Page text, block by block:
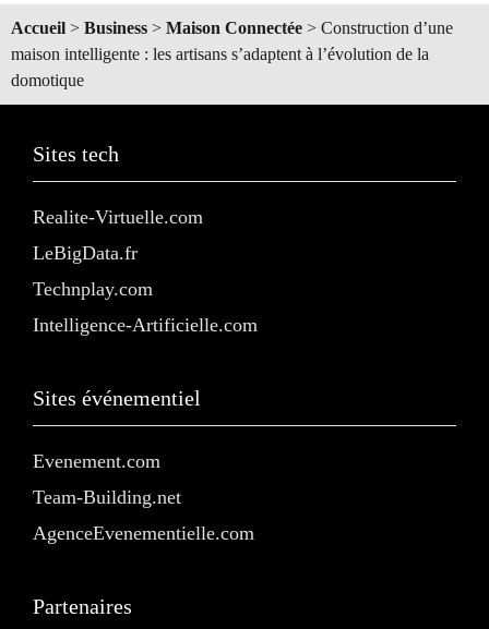
Accueil > Business > Maison Connectée > Construction d’une
maison intelligente : les artisans s’adaptent à l’évolution de la
domotique
Sites tech
Realite-Virtuelle.com
LeBigData.fr
Technplay.com
Intelligence-Artificielle.com
Sites événementiel
Evenement.com
Team-Building.net
AgenceEvenementielle.com
Partenaires